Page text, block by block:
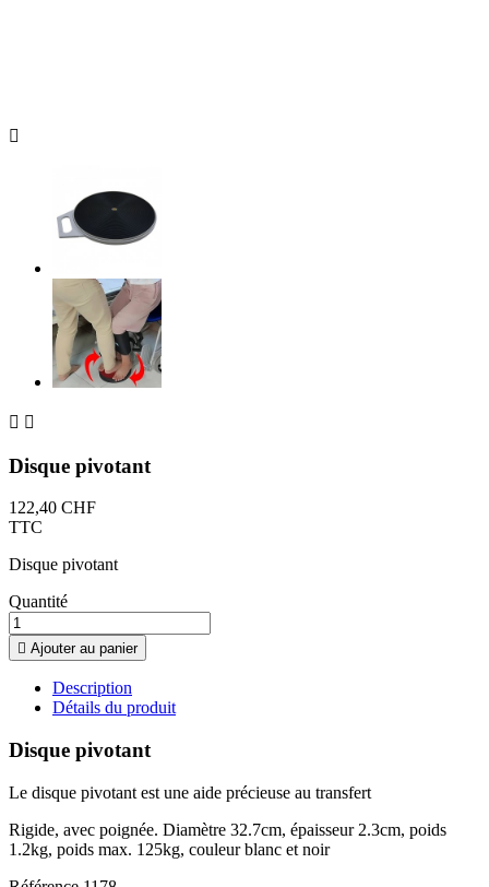

 
Disque pivotant
122,40 CHF
TTC
Disque pivotant
Quantité
 Ajouter au panier
Description
Détails du produit
Disque pivotant
Le disque pivotant est une aide précieuse au transfert
Rigide, avec poignée. Diamètre 32.7cm, épaisseur 2.3cm, poids
1.2kg, poids max. 125kg, couleur blanc et noir